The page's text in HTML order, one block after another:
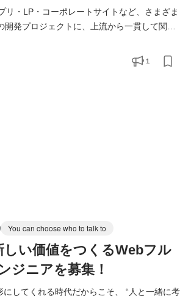
リ・LP・コーポレートサイトなど、さまざま
開発プロジェクトに、上流から一貫して関わ
し、「何を作るか」だけでなく「なぜ作るの
」「運用はどうするのか」まで掘り下げてヒ
1
You can choose who to talk to
しい価値をつくるWebフル
ジニアを募集！
にしてくれる時代だからこそ、 “人と一緒に考